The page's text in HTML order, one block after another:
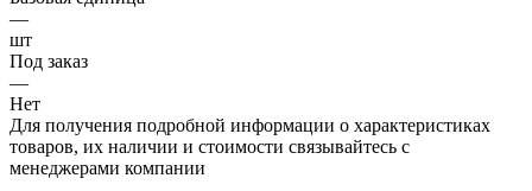
—
шт
Под заказ
—
Нет
Для получения подробной информации о характеристиках
товаров, их наличии и стоимости связывайтесь с
менеджерами компании